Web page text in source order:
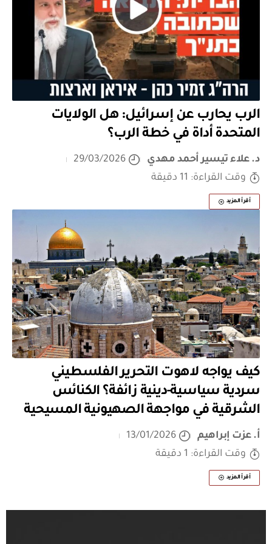
الرب يحارب عن إسرائيل: هل الولايات
المتحدة أداة في خطة الرب؟
د. علاء تيسير أحمد مهدي
29/03/2026
وقت القراءة: 11 دقيقة
أقرأ المزيد
كيف يواجه لاهوت التحرير الفلسطيني
سردية سياسية-دينية زائفة؟ الكنائس
الشرقية في مواجهة الصهيونية المسيحية
أ. عزت إبراهيم
13/01/2026
وقت القراءة: 1 دقيقة
أقرأ المزيد